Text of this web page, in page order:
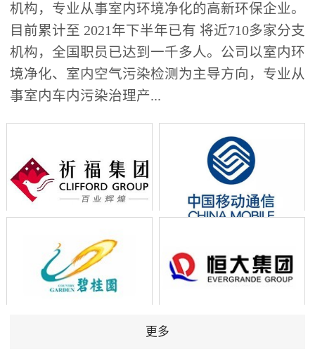
机构，专业从事室内环境净化的高新环保企业。
目前累计至 2021年下半年已有 将近710多家分支
机构，全国职员已达到一千多人。公司以室内环
境净化、室内空气污染检测为主导方向，专业从
事室内车内污染治理产...
更多